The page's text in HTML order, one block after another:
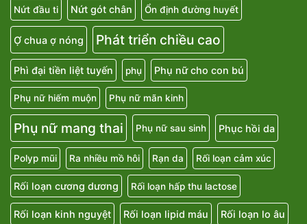
Nứt đầu ti Nứt gót chân Ổn định đường huyết
Ợ chua ợ nóng Phát triển chiều cao
Phì đại tiền liệt tuyến phụ Phụ nữ cho con bú
Phụ nữ hiếm muộn Phụ nữ mãn kinh
Phụ nữ mang thai Phụ nữ sau sinh Phục hồi da
Polyp mũi Ra nhiều mồ hôi Rạn da Rối loạn cảm xúc
Rối loạn cương dương Rối loạn hấp thu lactose
Rối loạn kinh nguyệt Rối loạn lipid máu Rối loạn lo âu